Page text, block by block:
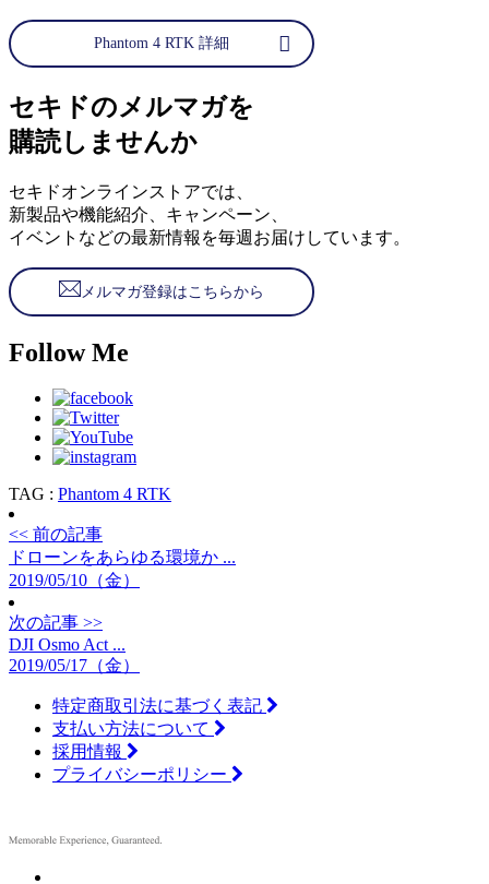
Phantom 4 RTK 詳細
セキドのメルマガを
購読しませんか
セキドオンラインストアでは、
新製品や機能紹介、キャンペーン、
イベントなどの最新情報を毎週お届けしています。
メルマガ登録はこちらから
Follow Me
TAG : Phantom 4 RTK
<< 前の記事
ドローンをあらゆる環境か ...
2019/05/10（金）
次の記事 >>
DJI Osmo Act ...
2019/05/17（金）
特定商取引法に基づく表記
支払い方法について
採用情報
プライバシーポリシー